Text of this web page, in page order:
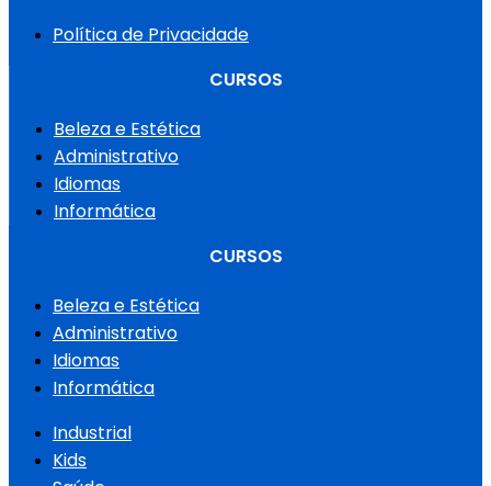
Política de Privacidade
CURSOS
Beleza e Estética
Administrativo
Idiomas
Informática
CURSOS
Beleza e Estética
Administrativo
Idiomas
Informática
Industrial
Kids